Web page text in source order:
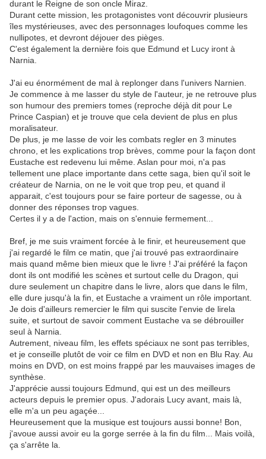
durant le Reigne de son oncle Miraz.
Durant cette mission, les protagonistes vont découvrir plusieurs
îles mystérieuses, avec des personnages loufoques comme les
nullipotes, et devront déjouer des pièges.
C'est également la dernière fois que Edmund et Lucy iront à
Narnia.
J'ai eu énormément de mal à replonger dans l'univers Narnien.
Je commence à me lasser du style de l'auteur, je ne retrouve plus
son humour des premiers tomes (reproche déjà dit pour Le
Prince Caspian) et je trouve que cela devient de plus en plus
moralisateur.
De plus, je me lasse de voir les combats regler en 3 minutes
chrono, et les explications trop brèves, comme pour la façon dont
Eustache est redevenu lui même. Aslan pour moi, n'a pas
tellement une place importante dans cette saga, bien qu'il soit le
créateur de Narnia, on ne le voit que trop peu, et quand il
apparait, c'est toujours pour se faire porteur de sagesse, ou à
donner des réponses trop vagues.
Certes il y a de l'action, mais on s'ennuie fermement...
Bref, je me suis vraiment forcée à le finir, et heureusement que
j'ai regardé le film ce matin, que j'ai trouvé pas extraordinaire
mais quand même bien mieux que le livre ! J'ai préféré la façon
dont ils ont modifié les scènes et surtout celle du Dragon, qui
dure seulement un chapitre dans le livre, alors que dans le film,
elle dure jusqu'à la fin, et Eustache a vraiment un rôle important.
Je dois d'ailleurs remercier le film qui suscite l'envie de lirela
suite, et surtout de savoir comment Eustache va se débrouiller
seul à Narnia.
Autrement, niveau film, les effets spéciaux ne sont pas terribles,
et je conseille plutôt de voir ce film en DVD et non en Blu Ray. Au
moins en DVD, on est moins frappé par les mauvaises images de
synthèse.
J'apprécie aussi toujours Edmund, qui est un des meilleurs
acteurs depuis le premier opus. J'adorais Lucy avant, mais là,
elle m'a un peu agaçée...
Heureusement que la musique est toujours aussi bonne! Bon,
j'avoue aussi avoir eu la gorge serrée à la fin du film... Mais voilà,
ça s'arrête la.